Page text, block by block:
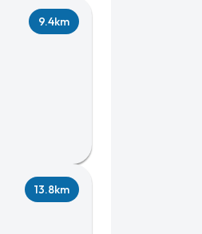
9.4km
13.8km